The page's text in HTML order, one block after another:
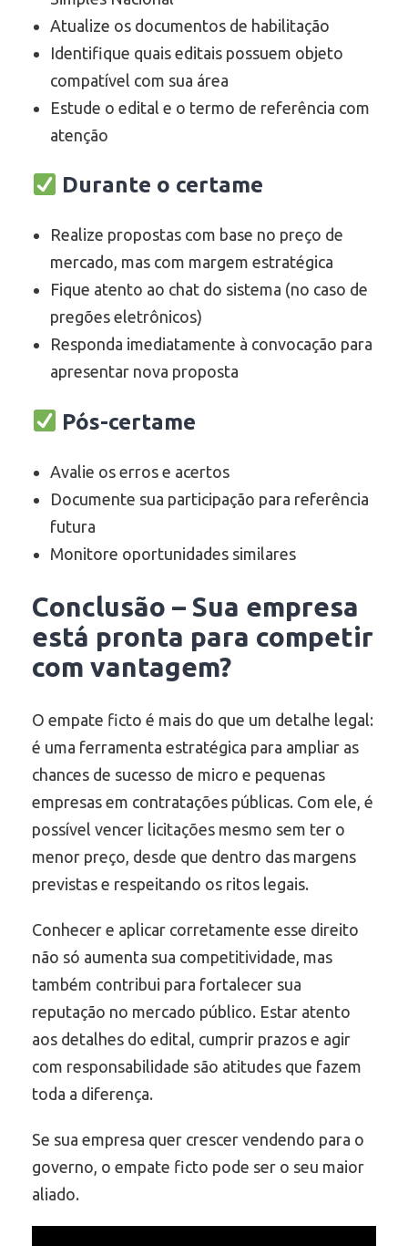
Atualize os documentos de habilitação
Identifique quais editais possuem objeto
compatível com sua área
Estude o edital e o termo de referência com
atenção
Durante o certame
Realize propostas com base no preço de
mercado, mas com margem estratégica
Fique atento ao chat do sistema (no caso de
pregões eletrônicos)
Responda imediatamente à convocação para
apresentar nova proposta
Pós-certame
Avalie os erros e acertos
Documente sua participação para referência
futura
Monitore oportunidades similares
Conclusão – Sua empresa
está pronta para competir
com vantagem?
O empate ficto é mais do que um detalhe legal:
é uma ferramenta estratégica para ampliar as
chances de sucesso de micro e pequenas
empresas em contratações públicas. Com ele, é
possível vencer licitações mesmo sem ter o
menor preço, desde que dentro das margens
previstas e respeitando os ritos legais.
Conhecer e aplicar corretamente esse direito
não só aumenta sua competitividade, mas
também contribui para fortalecer sua
reputação no mercado público. Estar atento
aos detalhes do edital, cumprir prazos e agir
com responsabilidade são atitudes que fazem
toda a diferença.
Se sua empresa quer crescer vendendo para o
governo, o empate ficto pode ser o seu maior
aliado.